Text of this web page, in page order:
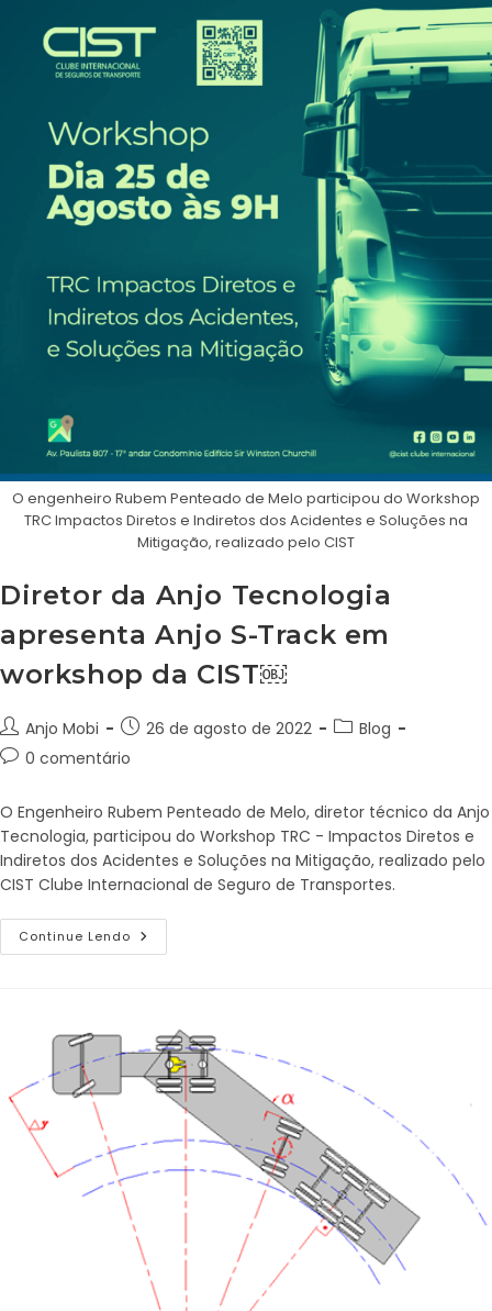
O engenheiro Rubem Penteado de Melo participou do Workshop
TRC Impactos Diretos e Indiretos dos Acidentes e Soluções na
Mitigação, realizado pelo CIST
Diretor da Anjo Tecnologia
apresenta Anjo S-Track em
workshop da CIST￼
Anjo Mobi 26 de agosto de 2022
Blog
0 comentário
O Engenheiro Rubem Penteado de Melo, diretor técnico da Anjo
Tecnologia, participou do Workshop TRC - Impactos Diretos e
Indiretos dos Acidentes e Soluções na Mitigação, realizado pelo
CIST Clube Internacional de Seguro de Transportes.
Continue Lendo